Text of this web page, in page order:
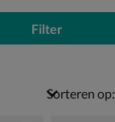
Filter
Sorteren op: